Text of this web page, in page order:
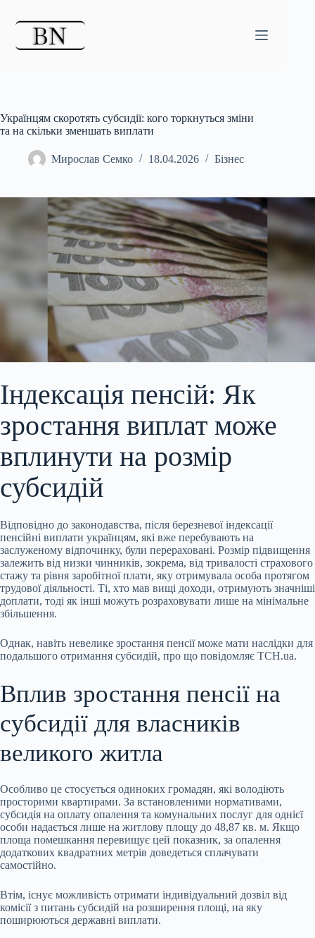
Українцям скоротять субсидії: кого торкнуться зміни
та на скільки зменшать виплати
Мирослав Семко 18.04.2026 Бізнес
Індексація пенсій: Як
зростання виплат може
вплинути на розмір
субсидій
Відповідно до законодавства, після березневої індексації
пенсійні виплати українцям, які вже перебувають на
заслуженому відпочинку, були перераховані. Розмір підвищення
залежить від низки чинників, зокрема, від тривалості страхового
стажу та рівня заробітної плати, яку отримувала особа протягом
трудової діяльності. Ті, хто мав вищі доходи, отримують значніші
доплати, тоді як інші можуть розраховувати лише на мінімальне
збільшення.
Однак, навіть невелике зростання пенсії може мати наслідки для
подальшого отримання субсидій, про що повідомляє ТСН.ua.
Вплив зростання пенсії на
субсидії для власників
великого житла
Особливо це стосується одиноких громадян, які володіють
просторими квартирами. За встановленими нормативами,
субсидія на оплату опалення та комунальних послуг для однієї
особи надається лише на житлову площу до 48,87 кв. м. Якщо
площа помешкання перевищує цей показник, за опалення
додаткових квадратних метрів доведеться сплачувати
самостійно.
Втім, існує можливість отримати індивідуальний дозвіл від
комісії з питань субсидій на розширення площі, на яку
поширюються державні виплати.